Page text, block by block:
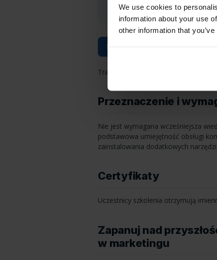
We use cookies to
information about your use
other information that
Pobierz w wersji PDF
Training also available in English .
Przeznaczenie i
Nie jest wymagana wcześniejsza
podstawowa umiejętność obsługi
zainstalowania dodatkowych
Certyfikaty
Uczestnicy szkolenia otrzymują
Zapanuj nad
w marketingu